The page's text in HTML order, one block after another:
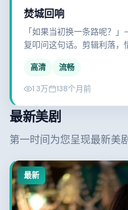
焚城回响
「如果当初换一条路呢？
复叩问这句话。剪辑利落，
高清 流畅
1.3万 138个月前
最新美剧
第一时间为您呈现最新美
最新